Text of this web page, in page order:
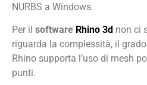
NURBS a Windows.
Per il software Rhino 3d non ci
riguarda la complessità, il
Rhino supporta l’uso di mesh
punti.